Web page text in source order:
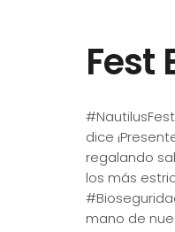
Fest
dice
regalando
los más
mano de